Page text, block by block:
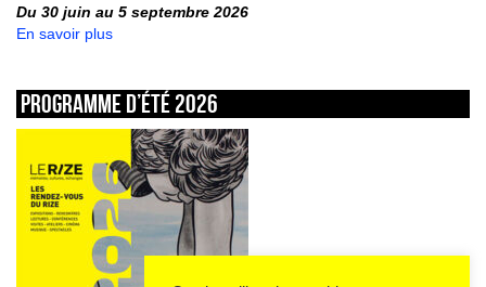
Du 30 juin au 5 septembre 2026
En savoir plus
Programme d’été 2026